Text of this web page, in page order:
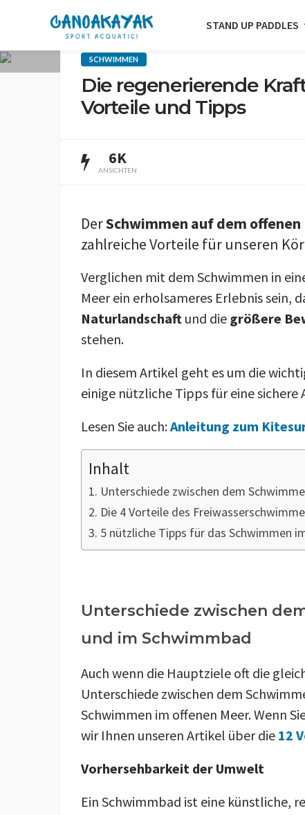
STAND UP PADDLES
SCHWIMMEN
Die regenerierende
Vorteile und Tipps
6K
ANSICHTEN
DerSchwimmen auf dem offenen
zahlreiche Vorteile für unseren
Verglichen mit dem Schwimmen in
Meer ein erholsameres Erlebnis sein,
Naturlandschaft und die größere
stehen.
In diesem Artikel geht es um die
einige nützliche Tipps für eine sichere
Lesen Sie auch:Anleitung zum
Inhalt
Unterschiede zwischen dem
Die 4 Vorteile des
5 nützliche Tipps für das Schwimmen
Unterschiede zwischen
und im Schwimmbad
Auch wenn die Hauptziele oft die
Unterschiede zwischen dem
Schwimmen im offenen Meer. Wenn
wir Ihnen unseren Artikel über die 12
Vorhersehbarkeit der Umwelt
Ein Schwimmbad ist eine künstliche,